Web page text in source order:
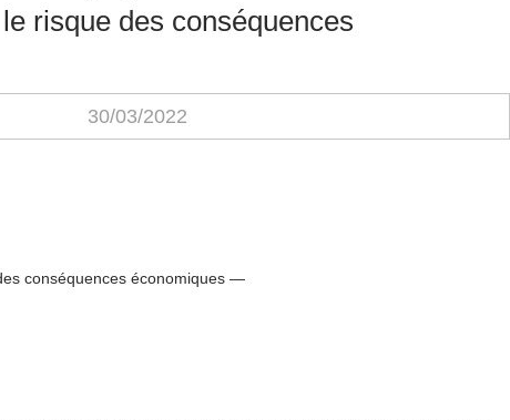
risque des conséquences
30/03/2022
conséquences économiques —